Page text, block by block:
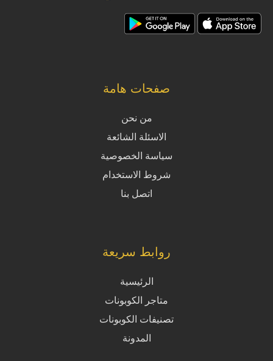
صفحات هامة
من نحن
الاسئلة الشائعة
سياسة الخصوصية
شروط الاستخدام
اتصل بنا
روابط سريعة
الرئيسية
متاجر الكوبونات
تصنيفات الكوبونات
المدونة